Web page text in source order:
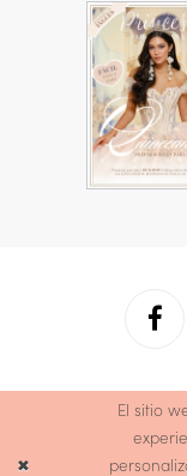
El sitio